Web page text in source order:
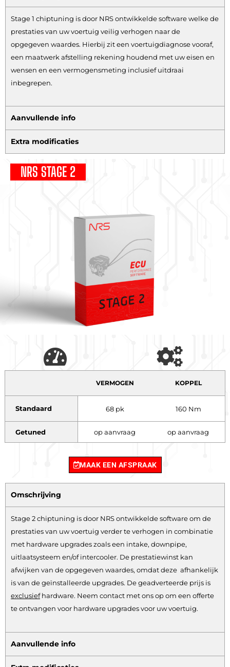
Stage 1 chiptuning is door NRS ontwikkelde software welke de
prestaties van uw voertuig veilig verhogen naar de
opgegeven waardes. Hierbij zit een voertuigdiagnose vooraf,
een maatwerk afstelling rekening houdend met uw eisen en
wensen en een vermogensmeting inclusief uitdraai
inbegrepen.
Aanvullende info
Extra modificaties
NRS STAGE 2
VERMOGEN KOPPEL
Standaard 68 pk 160 Nm
Getuned op aanvraag op aanvraag
MAAK EEN AFSPRAAK
Omschrijving
Stage 2 chiptuning is door NRS ontwikkelde software om de
prestaties van uw voertuig verder te verhogen in combinatie
met hardware upgrades zoals een intake, downpipe,
uitlaatsysteem en/of intercooler. De prestatiewinst kan
afwijken van de opgegeven waardes, omdat deze afhankelijk
is van de geïnstalleerde upgrades. De geadverteerde prijs is
exclusiefhardware. Neem contact met ons op om een offerte
te ontvangen voor hardware upgrades voor uw voertuig.
Aanvullende info